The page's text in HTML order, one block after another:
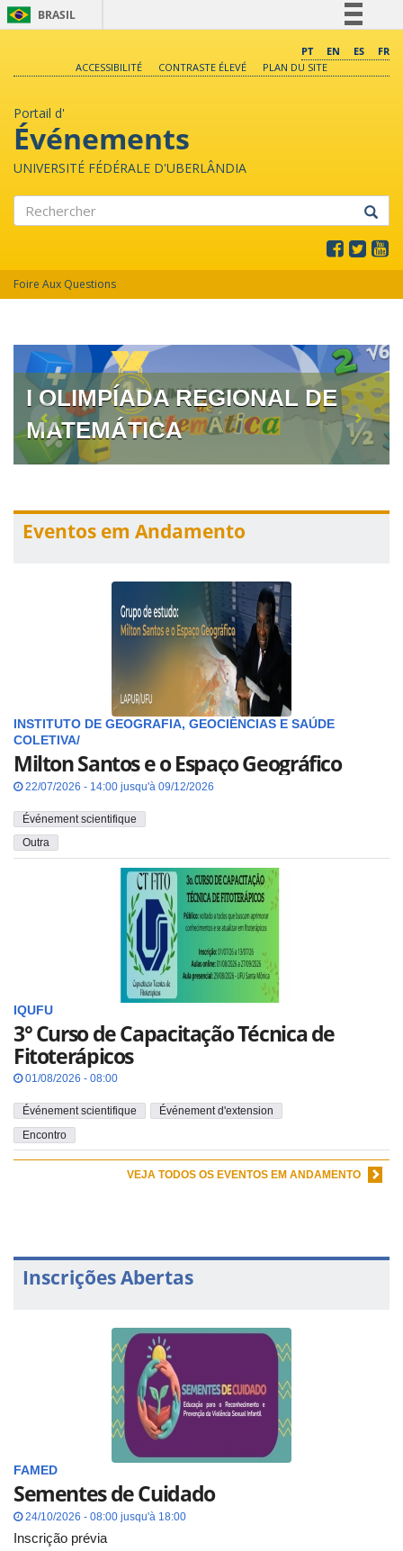
BRASIL
Comunica BR
PT EN ES
FR
ACCESSIBILITÉ
CONTRASTE ÉLEVÉ PLAN DU SITE
Portail d'
Événements
UNIVERSITÉ FÉDÉRALE D'UBERLÂNDIA
Foire Aux Questions
I OLIMPÍADA REGIONAL DE
MATEMÁTICA
Eventos em Andamento
INSTITUTO DE GEOGRAFIA, GEOCIÊNCIAS E SAÚDE
COLETIVA/
Milton Santos e o Espaço Geográfico
22/07/2026 - 14:00 jusqu'à 09/12/2026
Événement scientifique
Outra
IQUFU
3° Curso de Capacitação Técnica de
Fitoterápicos
01/08/2026 - 08:00
Événement scientifique
Événement d'extension
Encontro
VEJA TODOS OS EVENTOS EM ANDAMENTO
Inscrições Abertas
FAMED
Sementes de Cuidado
24/10/2026 - 08:00 jusqu'à 18:00
Inscrição prévia